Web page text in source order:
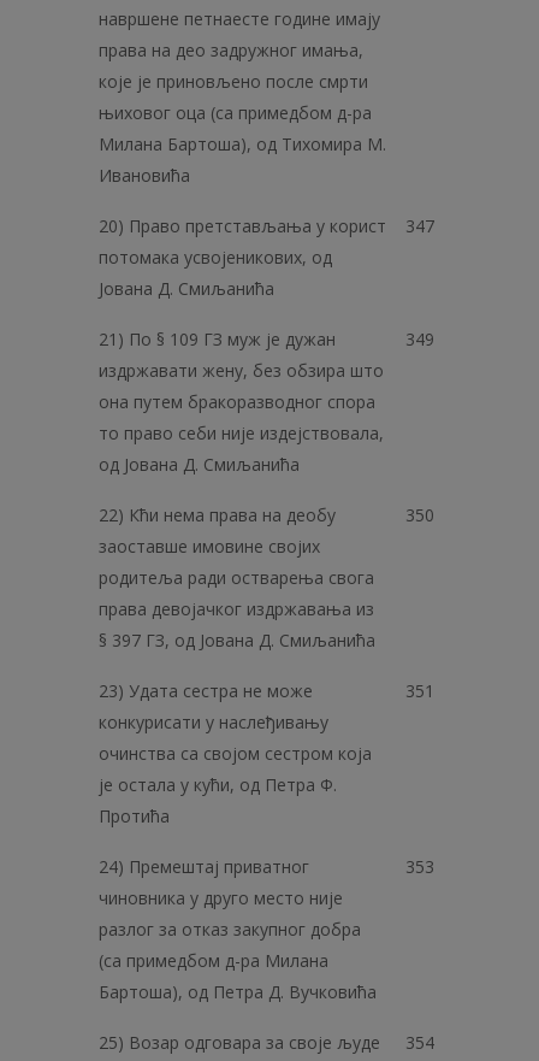
навршене петнаесте године имају
права на део задружног имања,
које је приновљено после смрти
њиховог оца (са примедбом д-ра
Милана Бартоша), од Тихомира М.
Ивановића
20) Право претстављања у корист
потомака усвојеникових, од
Јована Д. Смиљанића
347
21) По § 109 ГЗ муж је дужан
издржавати жену, без обзира што
она путем бракоразводног спора
то право себи није издејствовала,
од Јована Д. Смиљанића
349
22) Кћи нема права на деобу
заоставше имовине својих
родитеља ради остварења свога
права девојачког издржавања из
§ 397 ГЗ, од Јована Д. Смиљанића
350
23) Удата сестра не може
конкурисати у наслеђивању
очинства са својом сестром која
је остала у кући, од Петра Ф.
Протића
351
24) Премештај приватног
чиновника у друго место није
разлог за отказ закупног добра
(са примедбом д-ра Милана
Бартоша), од Петра Д. Вучковића
353
25) Возар одговара за своје људе
354